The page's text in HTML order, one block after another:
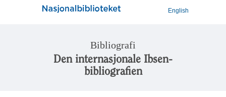
English
Bibliografi
Den internasjonale Ibsen-
bibliografien